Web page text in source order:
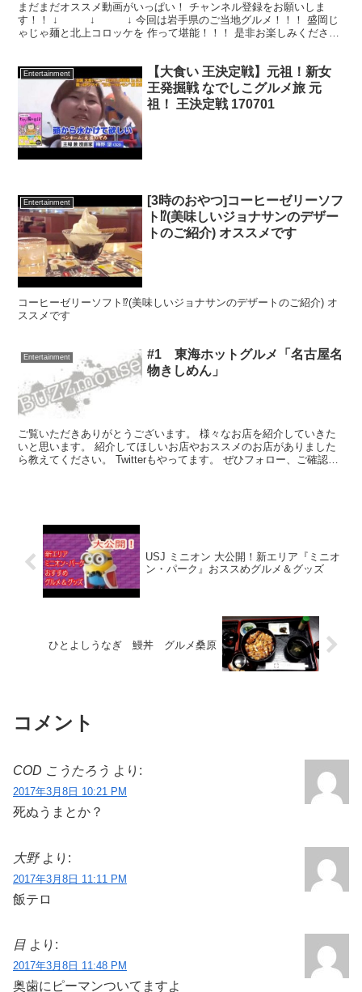
まだまだオススメ動画がいっぱい！ チャンネル登録をお願いしま
す！！ ↓ ↓ ↓ 今回は岩手県のご当地グルメ！！！ 盛岡じ
ゃじゃ麺と北上コロッケを 作って堪能！！！ 是非お楽しみくださ
Entertainment
【大食い 王決定戦】元祖！新女
王発掘戦 なでしこグルメ旅 元
祖！ 王決定戦 170701
Entertainment
[3時のおやつ]コーヒーゼリーソフ
ト⁉︎(美味しいジョナサンのデザー
トのご紹介) オススメです
コーヒーゼリーソフト⁉︎(美味しいジョナサンのデザートのご紹介) オ
ススメです
Entertainment
#1 東海ホットグルメ「名古屋名
物きしめん」
ご覧いただきありがとうございます。 様々なお店を紹介していきた
いと思います。 紹介してほしいお店やおススメのお店がありました
ら教えてください。 Twitterもやってます。 ぜひフォロー、ご確認く
USJ ミニオン 大公開！新エリア『ミニオ
ン・パーク』おススめグルメ＆グッズ
ひとよしうなぎ 鰻丼 グルメ桑原
コメント
COD こうたろう より:
2017年3月8日 10:21 PM
死ぬうまとか？
大野 より:
2017年3月8日 11:11 PM
飯テロ
目 より:
2017年3月8日 11:48 PM
奥歯にピーマンついてますよ